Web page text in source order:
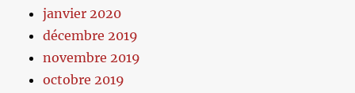
janvier 2020
décembre 2019
novembre 2019
octobre 2019